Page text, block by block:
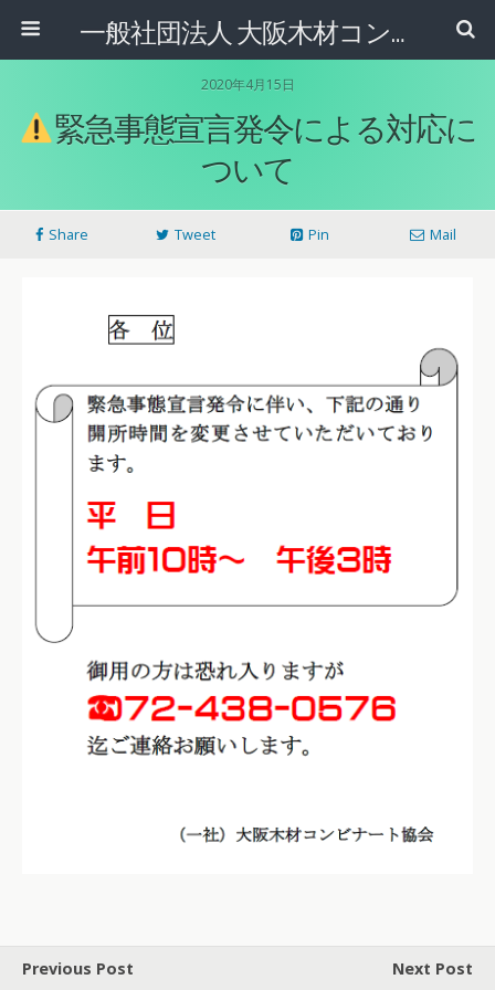
一般社団法人 大阪木材コンビナート協会
2020年4月15日
緊急事態宣言発令による対応に
ついて
Share Tweet Pin Mail
Previous Post
Next Post